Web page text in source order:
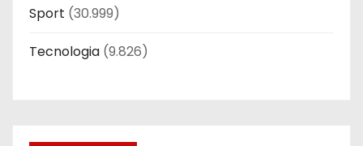
Sport (30.999)
Tecnologia (9.826)